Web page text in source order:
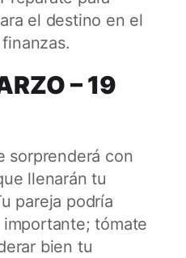
el destino en el
– 19
sorprenderá con
llenarán tu
pareja podría
tómate
bien tu